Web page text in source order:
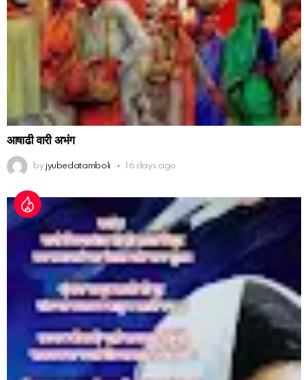
आषाढी वारी अभंग
by jyubedatamboli 16 days ago